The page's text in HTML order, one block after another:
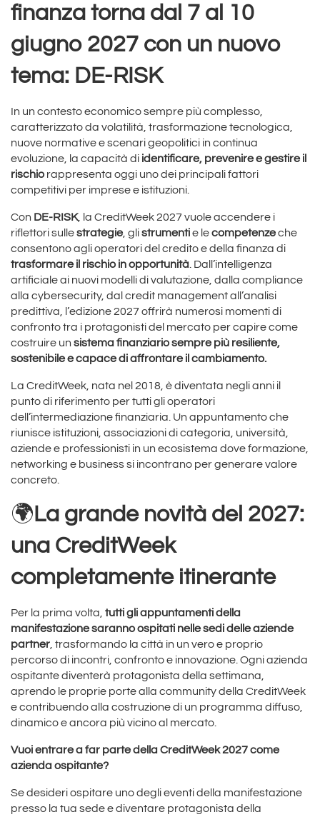
finanza torna dal 7 al 10
giugno 2027 con un nuovo
tema: DE-RISK
In un contesto economico sempre più complesso,
caratterizzato da volatilità, trasformazione tecnologica,
nuove normative e scenari geopolitici in continua
evoluzione, la capacità di identificare, prevenire e gestire il
rischio rappresenta oggi uno dei principali fattori
competitivi per imprese e istituzioni.
Con DE-RISK, la CreditWeek 2027 vuole accendere i
riflettori sullestrategie, glistrumentie lecompetenzeche
consentono agli operatori del credito e della finanza di
trasformare il rischio in opportunità . Dall’intelligenza
artificiale ai nuovi modelli di valutazione, dalla compliance
alla cybersecurity, dal credit management all’analisi
predittiva, l’edizione 2027 offrirà numerosi momenti di
confronto tra i protagonisti del mercato per capire come
costruire un sistema finanziario sempre più resiliente,
sostenibile e capace di affrontare il cambiamento.
La CreditWeek, nata nel 2018, è diventata negli anni il
punto di riferimento per tutti gli operatori
dell’intermediazione finanziaria. Un appuntamento che
riunisce istituzioni, associazioni di categoria, università,
aziende e professionisti in un ecosistema dove formazione,
networking e business si incontrano per generare valore
concreto.
🌍 La grande novità del 2027:
una CreditWeek
completamente itinerante
Per la prima volta, tutti gli appuntamenti della
manifestazione saranno ospitati nelle sedi delle aziende
partner , trasformando la città in un vero e proprio
percorso di incontri, confronto e innovazione. Ogni azienda
ospitante diventerà protagonista della settimana,
aprendo le proprie porte alla community della CreditWeek
e contribuendo alla costruzione di un programma diffuso,
dinamico e ancora più vicino al mercato.
Vuoi entrare a far parte della CreditWeek 2027 come
azienda ospitante?
Se desideri ospitare uno degli eventi della manifestazione
presso la tua sede e diventare protagonista della